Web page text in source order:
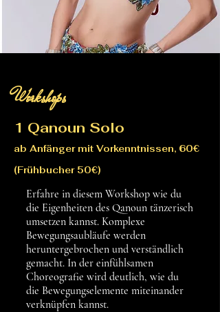
Workshops
1 Qanoun Solo
ab Anfänger mit Vorkenntnissen, 60€
(Frühbucher 50€)
Erfahre in diesem Workshop wie du
die Eigenheiten des Qanoun tänzerisch
umsetzen kannst. Komplexe
Bewegungsaubläufe werden
heruntergebrochen und verständlich
gemacht. In der einfühlsamen
Choreografie wird deutlich, wie du
die Bewegungselemente miteinander
verknüpfen kannst.